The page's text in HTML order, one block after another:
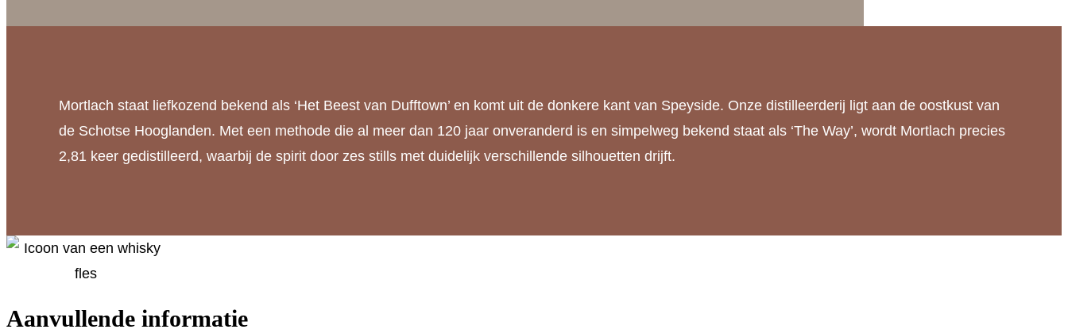
Mortlach staat liefkozend bekend als ‘Het Beest van Dufftown’ en komt uit de donkere kant van Speyside. Onze distilleerderij ligt aan de oostkust van
de Schotse Hooglanden. Met een methode die al meer dan 120 jaar onveranderd is en simpelweg bekend staat als ‘The Way’, wordt Mortlach precies
2,81 keer gedistilleerd, waarbij de spirit door zes stills met duidelijk verschillende silhouetten drijft.
Aanvullende informatie